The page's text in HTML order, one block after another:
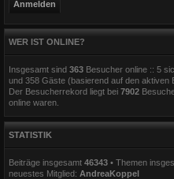
WER IST ONLINE?
Insgesamt sind 363 Besucher online :: 5
und 358 Gäste (basierend auf den aktiven
Der Besucherrekord liegt bei 7902
online waren.
STATISTIK
Beiträge insgesamt 46343 • Themen
neuestes Mitglied: AndreaKoppel